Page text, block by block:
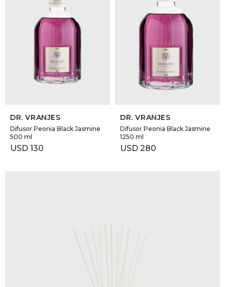
DR. VRANJES
Difusor Peonia Black Jasmine
500 ml
USD 130
DR. VRANJES
Difusor Peonia Black Jasmine
1250 ml
USD 280